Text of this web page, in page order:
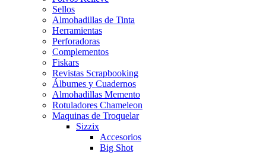
Sellos
Almohadillas de Tinta
Herramientas
Perforadoras
Complementos
Fiskars
Revistas Scrapbooking
Álbumes y Cuadernos
Almohadillas Memento
Rotuladores Chameleon
Maquinas de Troquelar
Sizzix
Accesorios
Big Shot